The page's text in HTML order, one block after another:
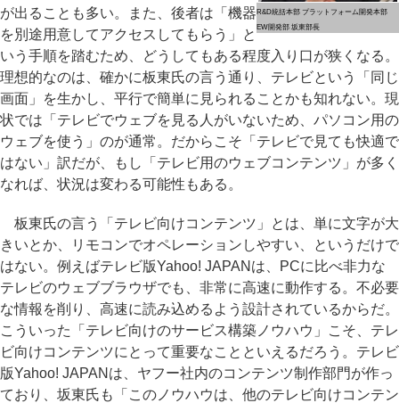
R&D統括本部 プラットフォーム開発本部
EW開発部 坂東部長
が出ることも多い。また、後者は「機器
を別途用意してアクセスしてもらう」と
いう手順を踏むため、どうしてもある程度入り口が狭くなる。
理想的なのは、確かに板東氏の言う通り、テレビという「同じ
画面」を生かし、平行で簡単に見られることかも知れない。現
状では「テレビでウェブを見る人がいないため、パソコン用の
ウェブを使う」のが通常。だからこそ「テレビで見ても快適で
はない」訳だが、もし「テレビ用のウェブコンテンツ」が多く
なれば、状況は変わる可能性もある。
板東氏の言う「テレビ向けコンテンツ」とは、単に文字が大
きいとか、リモコンでオペレーションしやすい、というだけで
はない。例えばテレビ版Yahoo! JAPANは、PCに比べ非力な
テレビのウェブブラウザでも、非常に高速に動作する。不必要
な情報を削り、高速に読み込めるよう設計されているからだ。
こういった「テレビ向けのサービス構築ノウハウ」こそ、テレ
ビ向けコンテンツにとって重要なことといえるだろう。テレビ
版Yahoo! JAPANは、ヤフー社内のコンテンツ制作部門が作っ
ており、坂東氏も「このノウハウは、他のテレビ向けコンテン